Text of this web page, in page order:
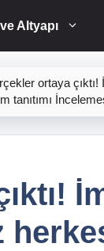
ve Altyapı
ortaya çıktı!
tanıtımı